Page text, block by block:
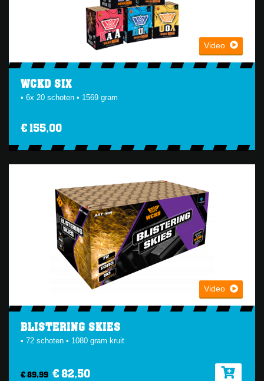
Video
WCKD SIX
• 6x 20 schoten • 1569 gram
€ 155,00
Video
BLISTERING SKIES
• 72 schoten • 1080 gram kruit
€ 89,99 € 82,50